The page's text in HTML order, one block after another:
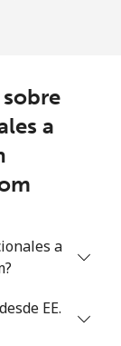
⁦$10⁩
a
a
EE.